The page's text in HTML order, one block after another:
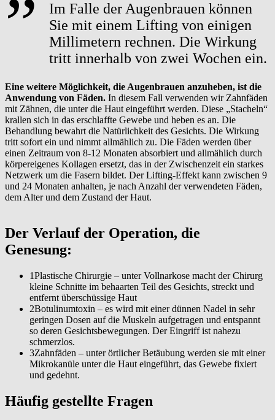
Im Falle der Augenbrauen können
Sie mit einem Lifting von einigen
Millimetern rechnen. Die Wirkung
tritt innerhalb von zwei Wochen ein.
Eine weitere Möglichkeit, die Augenbrauen anzuheben, ist die
Anwendung von Fäden. In diesem Fall verwenden wir Zahnfäden
mit Zähnen, die unter die Haut eingeführt werden. Diese „Stacheln“
krallen sich in das erschlaffte Gewebe und heben es an. Die
Behandlung bewahrt die Natürlichkeit des Gesichts. Die Wirkung
tritt sofort ein und nimmt allmählich zu. Die Fäden werden über
einen Zeitraum von 8-12 Monaten absorbiert und allmählich durch
körpereigenes Kollagen ersetzt, das in der Zwischenzeit ein starkes
Netzwerk um die Fasern bildet. Der Lifting-Effekt kann zwischen 9
und 24 Monaten anhalten, je nach Anzahl der verwendeten Fäden,
dem Alter und dem Zustand der Haut.
Der Verlauf der Operation, die
Genesung:
1Plastische Chirurgie – unter Vollnarkose macht der Chirurg
kleine Schnitte im behaarten Teil des Gesichts, streckt und
entfernt überschüssige Haut
2Botulinumtoxin – es wird mit einer dünnen Nadel in sehr
geringen Dosen auf die Muskeln aufgetragen und entspannt
so deren Gesichtsbewegungen. Der Eingriff ist nahezu
schmerzlos.
3Zahnfäden – unter örtlicher Betäubung werden sie mit einer
Mikrokanüle unter die Haut eingeführt, das Gewebe fixiert
und gedehnt.
Häufig gestellte Fragen